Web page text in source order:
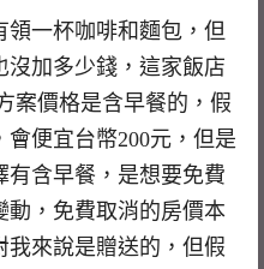
一杯咖啡和麵包，但
沒加多少錢，這家飯店
案價格是含早餐的，假
便宜台幣200元，但是
含早餐，是想要免費
動，免費取消的房價本
我來說是贈送的，但假